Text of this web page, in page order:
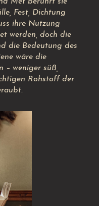
Fest, Dichtung
ihre Nutzung
werden, doch die
die Bedeutung des
wäre die
– weniger süß,
Rohstoff der